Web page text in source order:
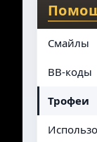
Смайлы
BB-коды
Трофеи